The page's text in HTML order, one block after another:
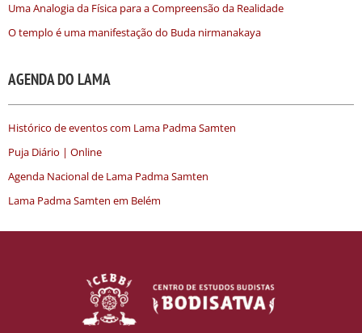
Uma Analogia da Física para a Compreensão da Realidade
O templo é uma manifestação do Buda nirmanakaya
AGENDA DO LAMA
Histórico de eventos com Lama Padma Samten
Puja Diário | Online
Agenda Nacional de Lama Padma Samten
Lama Padma Samten em Belém